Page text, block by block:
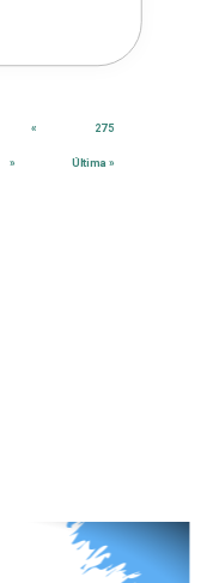
« 275
» Última »